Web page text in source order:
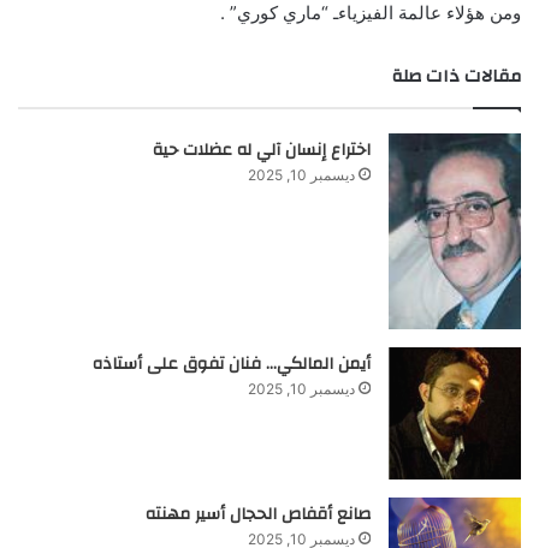
ومن هؤلاء عالمة الفيزياءـ “ماري كوري” .
مقالات ذات صلة
اختراع إنسان آلي له عضلات حية
ديسمبر 10, 2025
أيمن المالكي… فنان تفوق على أستاذه
ديسمبر 10, 2025
صانع أقفاص الحجال أسير مهنته
ديسمبر 10, 2025